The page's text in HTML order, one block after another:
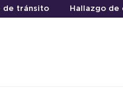
de tránsito Hallazgo de